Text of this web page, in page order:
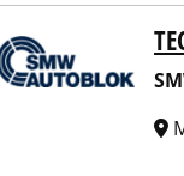
SMW-AUTOBLOK